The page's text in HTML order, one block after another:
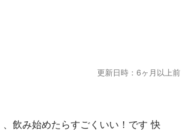
更新日時：6ヶ月以上前
飲み始めたらすごくいい！です 快